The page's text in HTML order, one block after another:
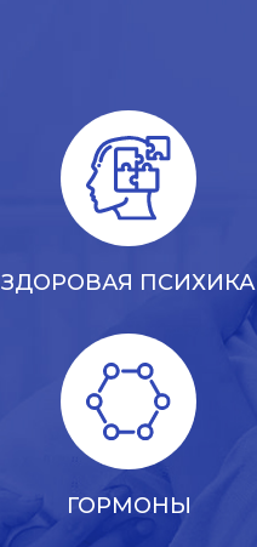
ЗДОРОВАЯ ПСИХИКА
ГОРМОНЫ